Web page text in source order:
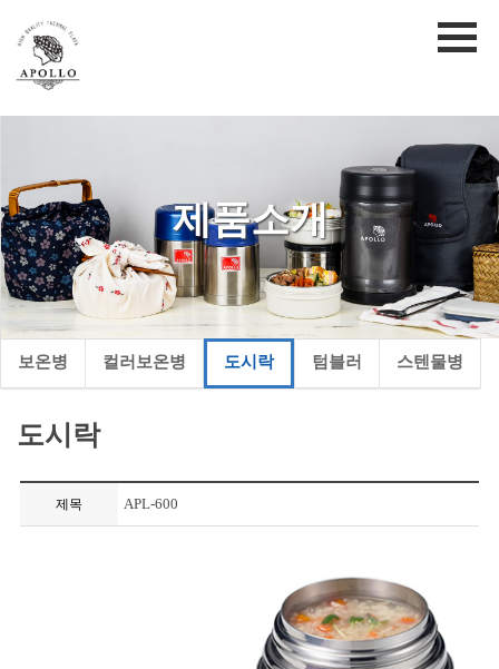
제품소개
보온병 컬러보온병 도시락 텀블러 스텐물병
도시락
제목 APL-600